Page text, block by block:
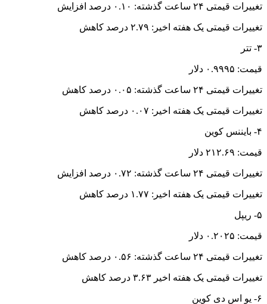
تغییرات قیمتی ۲۴ ساعت گذشته: ۰.۱۰ درصد افزایش
تغییرات قیمتی یک هفته اخیر: ۲.۷۹ درصد کاهش
۳- تتر
قیمت: ۰.۹۹۹۵ دلار
تغییرات قیمتی ۲۴ ساعت گذشته: ۰.۰۵ درصد کاهش
تغییرات قیمتی یک هفته اخیر: ۰.۰۷ درصد کاهش
۴- بایننس کوین
قیمت: ۲۱۲.۶۹ دلار
تغییرات قیمتی ۲۴ ساعت گذشته: ۰.۷۲ درصد افزایش
تغییرات قیمتی یک هفته اخیر: ۱.۷۷ درصد کاهش
۵- ریپل
قیمت: ۰.۲۰۲۵ دلار
تغییرات قیمتی ۲۴ ساعت گذشته: ۰.۵۶ درصد کاهش
تغییرات قیمتی یک هفته اخیر ۳.۶۳ درصد کاهش
۶- یو اس دی کوین